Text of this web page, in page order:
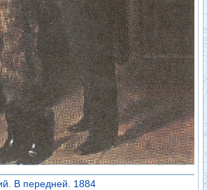
В передней. 1884